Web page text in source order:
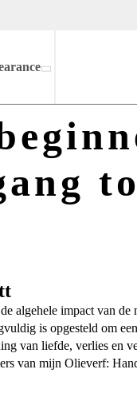
algehele impact van
is opgesteld om
van liefde, verlies en
van mijn Olieverf: